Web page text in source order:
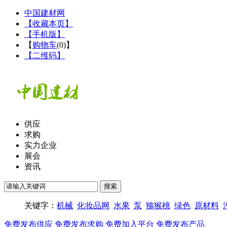
中国建材网
【收藏本页】
【手机版】
【 购物车(0)】
【二维码】
供应
求购
实力企业
展会
资讯
关键字： 机械 化妆品网 水果 泵 猕猴桃 绿色 原材料
免费发布供应 免费发布求购 免费加入平台 免费发布产品